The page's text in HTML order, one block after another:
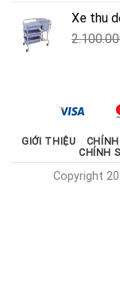
Xe thu
GIỚI THIỆU
CHÍNH
Copyright